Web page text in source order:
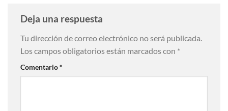
Deja una respuesta
Tu dirección de correo electrónico no será publicada.
Los campos obligatorios están marcados con *
Comentario*